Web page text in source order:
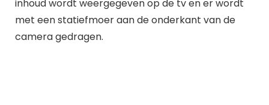
inhoud wordt weergegeven op de tv en er wordt
met een statiefmoer aan de onderkant van de
camera gedragen.